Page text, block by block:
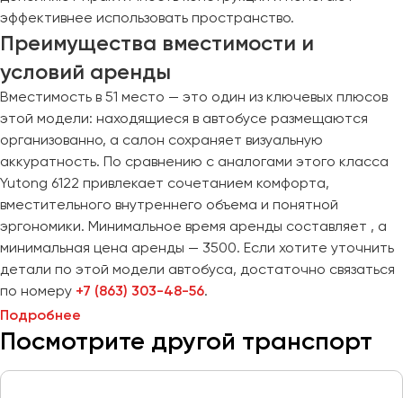
эффективнее использовать пространство.
Преимущества вместимости и
условий аренды
Вместимость в 51 место — это один из ключевых плюсов
этой модели: находящиеся в автобусе размещаются
организованно, а салон сохраняет визуальную
аккуратность. По сравнению с аналогами этого класса
Yutong 6122 привлекает сочетанием комфорта,
вместительного внутреннего объема и понятной
эргономики. Минимальное время аренды составляет , а
минимальная цена аренды — 3500. Если хотите уточнить
детали по этой модели автобуса, достаточно связаться
по номеру +7 (863) 303-48-56.
Подробнее
Посмотрите другой транспорт
Тверь
Тольятти
Томск
Тула
Тюмень
Уфа
Феодосия
Хабаровск